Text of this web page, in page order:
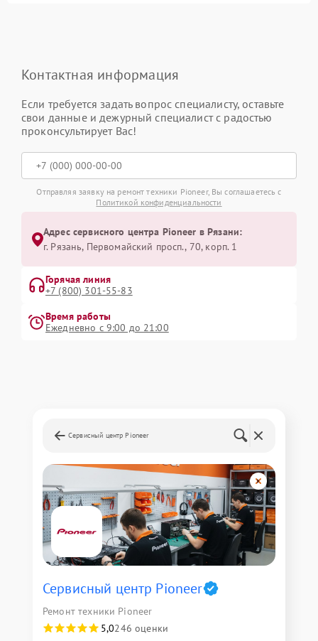
Контактная информация
Если требуется задать вопрос специалисту, оставьте
свои данные и дежурный специалист с радостью
проконсультирует Вас!
Отправляя заявку на ремонт техники Pioneer, Вы соглашаетесь с
Политикой конфиденциальности
Адрес сервисного центра Pioneer в Рязани:
г. Рязань, Первомайский просп., 70, корп. 1
Горячая линия
+7 (800) 301-55-83
Время работы
Ежедневно с 9:00 до 21:00
Сервисный центр Pioneer
Сервисный центр Pioneer
Ремонт техники Pioneer
5,0246 оценки